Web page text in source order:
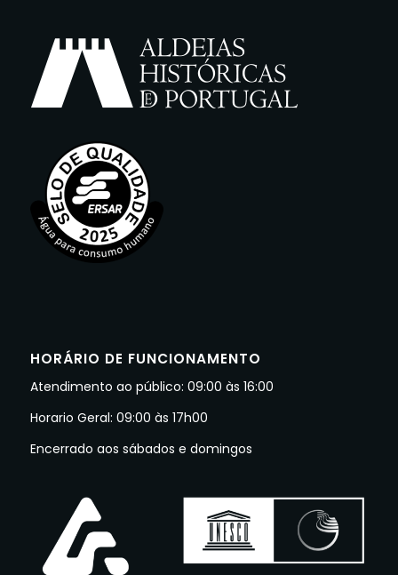
HORÁRIO DE FUNCIONAMENTO
Atendimento ao público: 09:00 às 16:00
Horario Geral: 09:00 às 17h00
Encerrado aos sábados e domingos